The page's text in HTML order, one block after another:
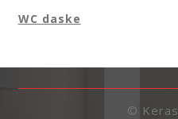
WC daske
©